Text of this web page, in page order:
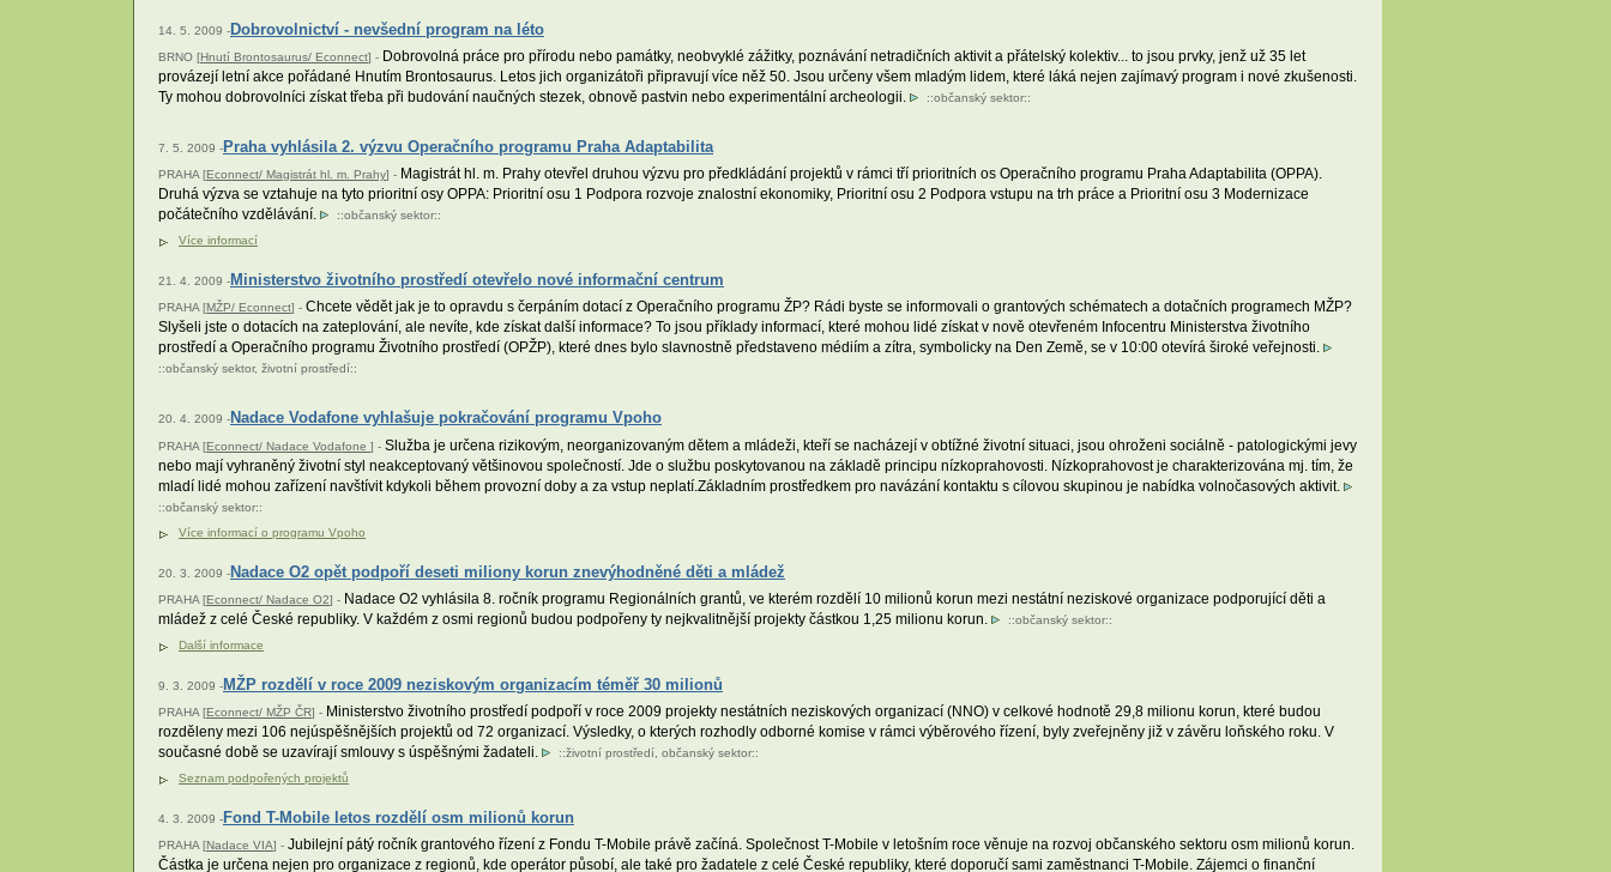
14. 5. 2009 -Dobrovolnictví - nevšední program na léto
BRNO [Hnutí Brontosaurus/ Econnect] - Dobrovolná práce pro přírodu nebo památky, neobvyklé zážitky, poznávání netradičních aktivit a přátelský kolektiv... to jsou prvky, jenž už 35 let
provázejí letní akce pořádané Hnutím Brontosaurus. Letos jich organizátoři připravují více něž 50. Jsou určeny všem mladým lidem, které láká nejen zajímavý program i nové zkušenosti.
Ty mohou dobrovolníci získat třeba při budování naučných stezek, obnově pastvin nebo experimentální archeologii.
::občanský sektor::
7. 5. 2009 -Praha vyhlásila 2. výzvu Operačního programu Praha Adaptabilita
PRAHA [Econnect/ Magistrát hl. m. Prahy] - Magistrát hl. m. Prahy otevřel druhou výzvu pro předkládání projektů v rámci tří prioritních os Operačního programu Praha Adaptabilita (OPPA).
Druhá výzva se vztahuje na tyto prioritní osy OPPA: Prioritní osu 1 Podpora rozvoje znalostní ekonomiky, Prioritní osu 2 Podpora vstupu na trh práce a Prioritní osu 3 Modernizace
počátečního vzdělávání.
::občanský sektor::
Více informací
21. 4. 2009 -Ministerstvo životního prostředí otevřelo nové informační centrum
PRAHA [MŽP/ Econnect] - Chcete vědět jak je to opravdu s čerpáním dotací z Operačního programu ŽP? Rádi byste se informovali o grantových schématech a dotačních programech MŽP?
Slyšeli jste o dotacích na zateplování, ale nevíte, kde získat další informace? To jsou příklady informací, které mohou lidé získat v nově otevřeném Infocentru Ministerstva životního
prostředí a Operačního programu Životního prostředí (OPŽP), které dnes bylo slavnostně představeno médiím a zítra, symbolicky na Den Země, se v 10:00 otevírá široké veřejnosti.
::občanský sektor, životní prostředí::
20. 4. 2009 -Nadace Vodafone vyhlašuje pokračování programu Vpoho
PRAHA [Econnect/ Nadace Vodafone ] - Služba je určena rizikovým, neorganizovaným dětem a mládeži, kteří se nacházejí v obtížné životní situaci, jsou ohroženi sociálně - patologickými jevy
nebo mají vyhraněný životní styl neakceptovaný většinovou společností. Jde o službu poskytovanou na základě principu nízkoprahovosti. Nízkoprahovost je charakterizována mj. tím, že
mladí lidé mohou zařízení navštívit kdykoli během provozní doby a za vstup neplatí.Základním prostředkem pro navázání kontaktu s cílovou skupinou je nabídka volnočasových aktivit.
::občanský sektor::
Více informací o programu Vpoho
20. 3. 2009 -Nadace O2 opět podpoří deseti miliony korun znevýhodněné děti a mládež
PRAHA [Econnect/ Nadace O2] - Nadace O2 vyhlásila 8. ročník programu Regionálních grantů, ve kterém rozdělí 10 milionů korun mezi nestátní neziskové organizace podporující děti a
mládež z celé České republiky. V každém z osmi regionů budou podpořeny ty nejkvalitnější projekty částkou 1,25 milionu korun.
::občanský sektor::
Další informace
9. 3. 2009 -MŽP rozdělí v roce 2009 neziskovým organizacím téměř 30 milionů
PRAHA [Econnect/ MŽP ČR] - Ministerstvo životního prostředí podpoří v roce 2009 projekty nestátních neziskových organizací (NNO) v celkové hodnotě 29,8 milionu korun, které budou
rozděleny mezi 106 nejúspěšnějších projektů od 72 organizací. Výsledky, o kterých rozhodly odborné komise v rámci výběrového řízení, byly zveřejněny již v závěru loňského roku. V
současné době se uzavírají smlouvy s úspěšnými žadateli.
::životní prostředí občanský sektor::
Seznam podpořených projektů
4. 3. 2009 -Fond T-Mobile letos rozdělí osm milionů korun
PRAHA [Nadace VIA] - Jubilejní pátý ročník grantového řízení z Fondu T-Mobile právě začíná. Společnost T-Mobile v letošním roce věnuje na rozvoj občanského sektoru osm milionů korun.
Částka je určena nejen pro organizace z regionů, kde operátor působí, ale také pro žadatele z celé České republiky, které doporučí sami zaměstnanci T-Mobile. Zájemci o finanční